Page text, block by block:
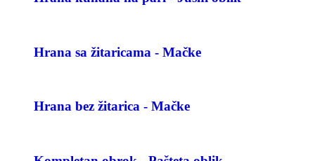
Hrana sa žitaricama - Mačke
Hrana bez žitarica - Mačke